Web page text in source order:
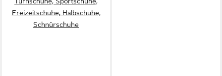
Freizeitschuhe, Halbschuhe,
Schnürschuhe